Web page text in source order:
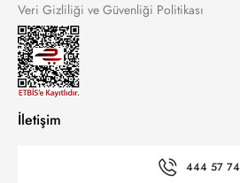
Veri Gizliliği ve Güvenliği Politikası
İletişim
444 57 74